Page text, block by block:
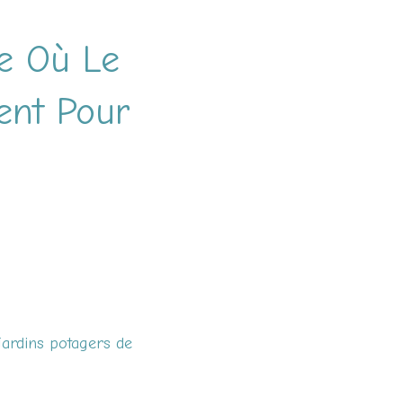
Où Le
Pour
potagers de